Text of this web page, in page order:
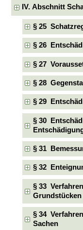
IV. Abschnitt
§ 25
§ 26
§ 27
§ 28
§ 29
§ 30
§ 31
§ 32
§ 33
Grundstücken
§ 34
Sachen